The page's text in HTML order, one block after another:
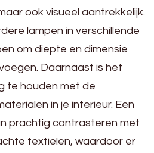
ook visueel aantrekkelijk.
lampen in verschillende
om diepte en dimensie
Daarnaast is het
te houden met de
in je interieur. Een
prachtig contrasteren met
textielen, waardoor er